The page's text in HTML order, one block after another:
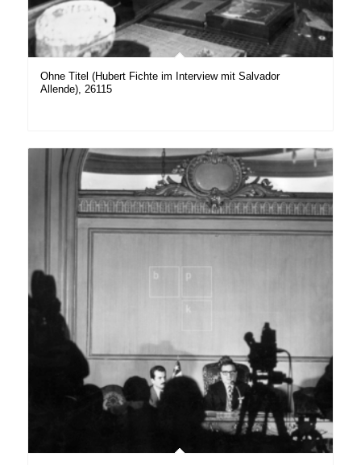
Ohne Titel (Hubert Fichte im Interview mit Salvador
Allende), 26115